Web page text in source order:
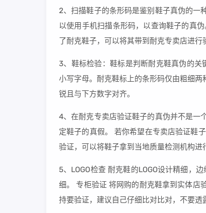
2、扫描鞋子的条形码是鉴别鞋子真伪的一
以使用手机扫描条形码，以查询鞋子的真
了耐克鞋子，可以将其带到耐克专卖店进行
3、鞋标检验：鞋标是判断耐克鞋真伪的
小写字母。耐克鞋标上的条形码仅由粗细
锐且与下方数字对齐。
4、在耐克专卖店验证鞋子的真伪并不是一
定鞋子的真假。 若你希望在专卖店验证鞋
验证，可以将鞋子拿到当地质量检测机构进
5、LOGO检查 耐克鞋的LOGO设计精细，
细。 专柜验证 将网购的耐克鞋拿到实体店
持要验证，建议自己仔细比对比对，不要透